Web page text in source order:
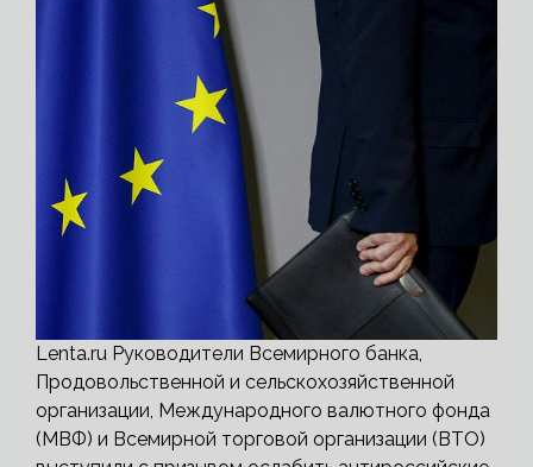
Lenta.ru Руководители Всемирного банка,
Продовольственной и сельскохозяйственной
организации, Международного валютного фонда
(МВФ) и Всемирной торговой организации (ВТО)